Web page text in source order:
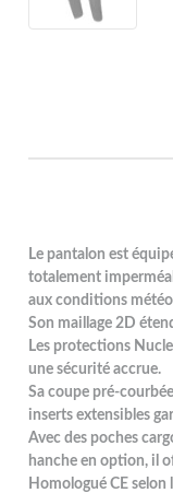
Le pantalon est
totalement
aux conditions
Son maillage 2D
Les protections
une sécurité accrue.
Sa coupe pré-
inserts extensibles
Avec des poches
hanche en option, il
Homologué CE